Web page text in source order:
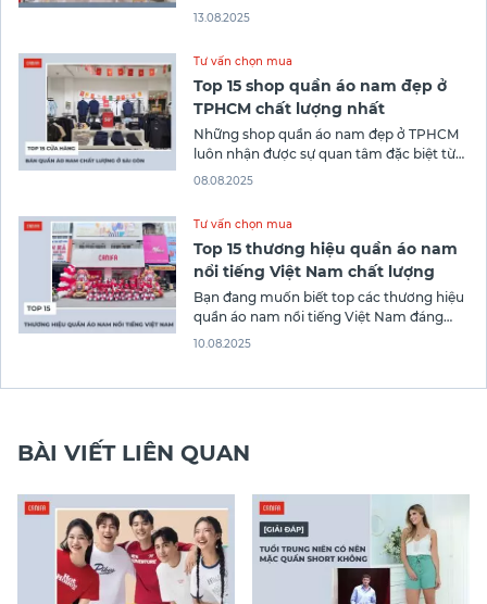
công sở lịch lãm đến phong cách trẻ
được nhiều phái mạnh quan tâm khi
13.08.2025
Tư vấn chọn mua
Top 15 shop quần áo nam đẹp ở
TPHCM chất lượng nhất
Những shop quần áo nam đẹp ở TPHCM
luôn nhận được sự quan tâm đặc biệt từ
phái mạnh Sài Gòn. Là trung tâm thời
chọn để khẳng định phong cách riêng. Để
08.08.2025
Tư vấn chọn mua
Top 15 thương hiệu quần áo nam
nổi tiếng Việt Nam chất lượng
Bạn đang muốn biết top các thương hiệu
quần áo nam nổi tiếng Việt Nam đáng
mua nhất hiện nay? Xem ngay bài viết
10.08.2025
BÀI VIẾT LIÊN QUAN